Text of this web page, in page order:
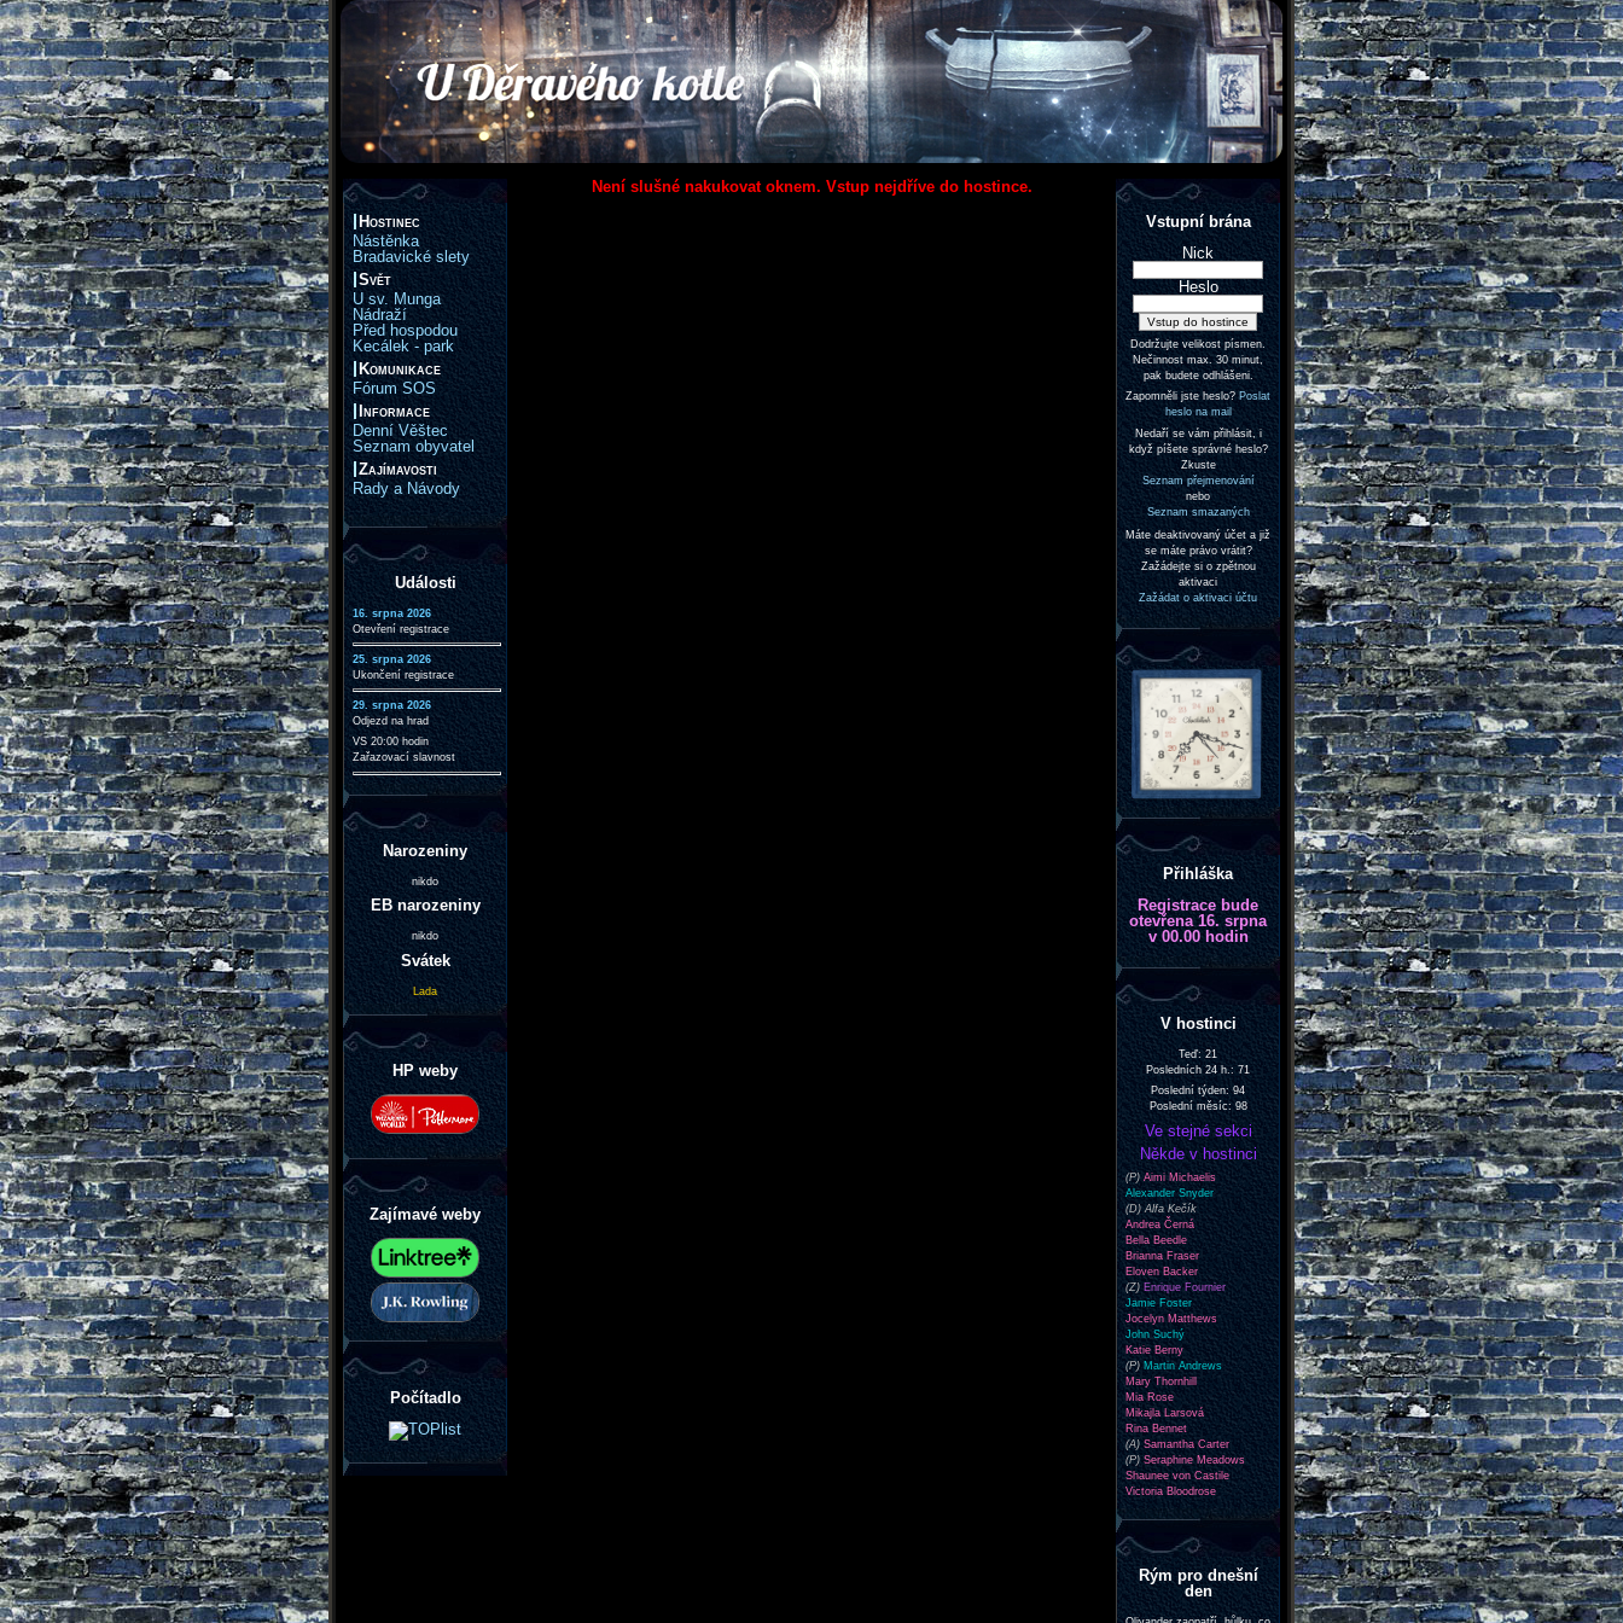
Hostinec
Nástěnka
Bradavické slety
Svět
U sv. Munga
Nádraží
Před hospodou
Kecálek - park
Komunikace
Fórum SOS
Informace
Denní Věštec
Seznam obyvatel
Zajímavosti
Rady a Návody
Události
16. srpna 2026
Otevření registrace
25. srpna 2026
Ukončení registrace
29. srpna 2026
Odjezd na hrad
VS 20:00 hodin
Zařazovací slavnost
Narozeniny
nikdo
EB narozeniny
nikdo
Svátek
Lada
HP weby
Zajímavé weby
Počítadlo
Vstupní brána
Nick
Heslo
Dodržujte velikost písmen.
Nečinnost max. 30 minut,
pak budete odhlášeni.
Zapomněli jste heslo?Poslat
heslo na mail
Nedaří se vám přihlásit, i
když píšete správné heslo?
Zkuste
Seznam přejmenování
nebo
Seznam smazaných
Máte deaktivovaný účet a již
se máte právo vrátit?
Zažádejte si o zpětnou
aktivaci
Zažádat o aktivaci účtu
Přihláška
Registrace bude
otevřena 16. srpna
v 00.00 hodin
V hostinci
Teď: 21
Posledních 24 h.: 71
Poslední týden: 94
Poslední měsíc: 98
Ve stejné sekci
Někde v hostinci
(P) Aimi Michaelis
Alexander Snyder
(D) Alfa Kečík
Andrea Černá
Bella Beedle
Brianna Fraser
Eloven Backer
(Z) Enrique Fournier
Jamie Foster
Jocelyn Matthews
John Suchý
Katie Berny
(P) Martin Andrews
Mary Thornhill
Mia Rose
Mikajla Larsová
Rina Bennet
(A) Samantha Carter
(P) Seraphine Meadows
Shaunee von Castile
Victoria Bloodrose
Rým pro dnešní
den
Není slušné nakukovat oknem. Vstup nejdříve do hostince.